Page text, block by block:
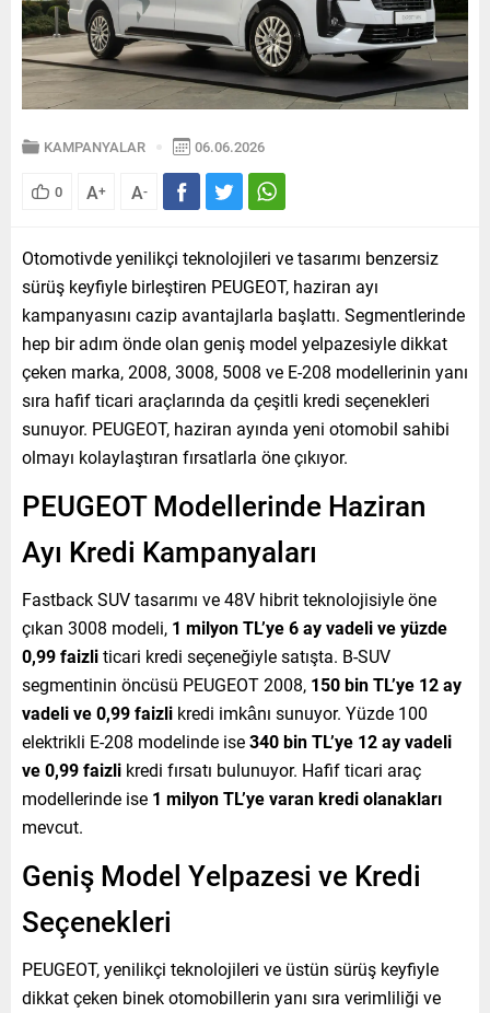
KAMPANYALAR 06.06.2026
0 A+ A-
Otomotivde yenilikçi teknolojileri ve tasarımı benzersiz
sürüş keyfiyle birleştiren PEUGEOT, haziran ayı
kampanyasını cazip avantajlarla başlattı. Segmentlerinde
hep bir adım önde olan geniş model yelpazesiyle dikkat
çeken marka, 2008, 3008, 5008 ve E-208 modellerinin yanı
sıra hafif ticari araçlarında da çeşitli kredi seçenekleri
sunuyor. PEUGEOT, haziran ayında yeni otomobil sahibi
olmayı kolaylaştıran fırsatlarla öne çıkıyor.
PEUGEOT Modellerinde Haziran
Ayı Kredi Kampanyaları
Fastback SUV tasarımı ve 48V hibrit teknolojisiyle öne
çıkan 3008 modeli, 1 milyon TL’ye 6 ay vadeli ve yüzde
0,99 faizliticari kredi seçeneğiyle satışta. B-SUV
segmentinin öncüsü PEUGEOT 2008, 150 bin TL’ye 12 ay
vadeli ve 0,99 faizli kredi imkânı sunuyor. Yüzde 100
elektrikli E-208 modelinde ise340 bin TL’ye 12 ay vadeli
ve 0,99 faizli kredi fırsatı bulunuyor. Hafif ticari araç
modellerinde ise 1 milyon TL’ye varan kredi olanakları
mevcut.
Geniş Model Yelpazesi ve Kredi
Seçenekleri
PEUGEOT, yenilikçi teknolojileri ve üstün sürüş keyfiyle
dikkat çeken binek otomobillerin yanı sıra verimliliği ve